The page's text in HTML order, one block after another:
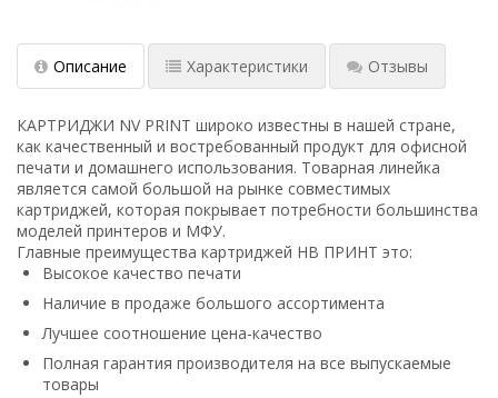
Описание Характеристики Отзывы
КАРТРИДЖИ NV PRINT широко известны в нашей стране,
как качественный и востребованный продукт для офисной
печати и домашнего использования. Товарная линейка
является самой большой на рынке совместимых
картриджей, которая покрывает потребности большинства
моделей принтеров и МФУ.
Главные преимущества картриджей НВ ПРИНТ это:
Высокое качество печати
Наличие в продаже большого ассортимента
Лучшее соотношение цена-качество
Полная гарантия производителя на все выпускаемые
товары